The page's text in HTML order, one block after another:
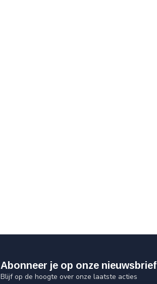
Abonneer je op onze nieuwsbrief
Blijf op de hoogte over onze laatste acties